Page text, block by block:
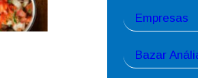
Empresas
Bazar